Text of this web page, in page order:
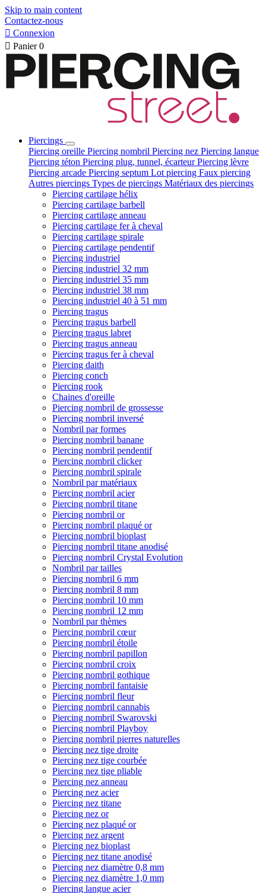
Skip to main content
Contactez-nous
 Connexion
 Panier 0
Piercings
Piercing oreille Piercing nombril Piercing nez Piercing langue
Piercing téton Piercing plug, tunnel, écarteurPiercing lèvre
Piercing arcade Piercing septum Lot piercing Faux piercing
Autres piercings Types de piercings Matériaux des piercings
Piercing cartilage hélix
Piercing cartilage barbell
Piercing cartilage anneau
Piercing cartilage fer à cheval
Piercing cartilage spirale
Piercing cartilage pendentif
Piercing industriel
Piercing industriel 32 mm
Piercing industriel 35 mm
Piercing industriel 38 mm
Piercing industriel 40 à 51 mm
Piercing tragus
Piercing tragus barbell
Piercing tragus labret
Piercing tragus anneau
Piercing tragus fer à cheval
Piercing daith
Piercing conch
Piercing rook
Chaines d'oreille
Piercing nombril de grossesse
Piercing nombril inversé
Nombril par formes
Piercing nombril banane
Piercing nombril pendentif
Piercing nombril clicker
Piercing nombril spirale
Nombril par matériaux
Piercing nombril acier
Piercing nombril titane
Piercing nombril or
Piercing nombril plaqué or
Piercing nombril bioplast
Piercing nombril titane anodisé
Piercing nombril Crystal Evolution
Nombril par tailles
Piercing nombril 6 mm
Piercing nombril 8 mm
Piercing nombril 10 mm
Piercing nombril 12 mm
Nombril par thèmes
Piercing nombril cœur
Piercing nombril étoile
Piercing nombril papillon
Piercing nombril croix
Piercing nombril gothique
Piercing nombril fantaisie
Piercing nombril fleur
Piercing nombril cannabis
Piercing nombril Swarovski
Piercing nombril Playboy
Piercing nombril pierres naturelles
Piercing nez tige droite
Piercing nez tige courbée
Piercing nez tige pliable
Piercing nez anneau
Piercing nez acier
Piercing nez titane
Piercing nez or
Piercing nez plaqué or
Piercing nez argent
Piercing nez bioplast
Piercing nez titane anodisé
Piercing nez diamètre 0,8 mm
Piercing nez diamètre 1,0 mm
Piercing langue acier